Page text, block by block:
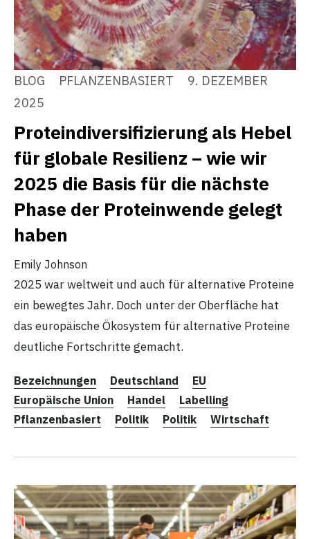
BLOG PFLANZENBASIERT
9. DEZEMBER
2025
Proteindiversifizierung als Hebel
für globale Resilienz – wie wir
2025 die Basis für die nächste
Phase der Proteinwende gelegt
haben
Emily Johnson
2025 war weltweit und auch für alternative Proteine
ein bewegtes Jahr. Doch unter der Oberfläche hat
das europäische Ökosystem für alternative Proteine
deutliche Fortschritte gemacht.
Bezeichnungen Deutschland
EU
Europäische Union
Handel
Labelling
Pflanzenbasiert
Politik Politik Wirtschaft